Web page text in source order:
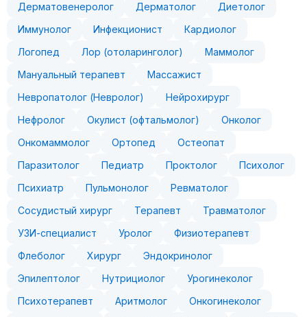
Дерматовенеролог
Дерматолог
Диетолог
Иммунолог
Инфекционист
Кардиолог
Логопед
Лор (отоларинголог)
Маммолог
Мануальный терапевт
Массажист
Невропатолог (Невролог)
Нейрохирург
Нефролог
Окулист (офтальмолог)
Онколог
Онкомаммолог
Ортопед
Остеопат
Паразитолог
Педиатр Проктолог
Психолог
Психиатр
Пульмонолог
Ревматолог
Сосудистый хирург
Терапевт
Травматолог
УЗИ-специалист
Уролог
Физиотерапевт
Флеболог
Хирург
Эндокринолог
Эпилептолог
Нутрициолог
Урогинеколог
Психотерапевт
Аритмолог
Онкогинеколог